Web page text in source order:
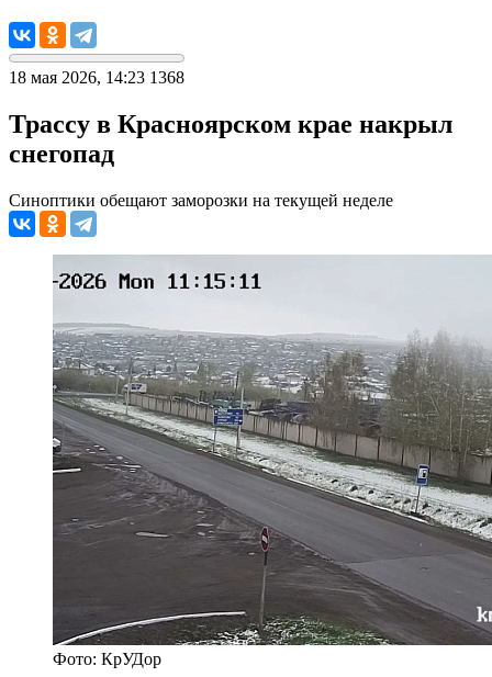
18 мая 2026, 14:23 1368
Трассу в Красноярском крае накрыл
снегопад
Синоптики обещают заморозки на текущей неделе
Фото: КрУДор